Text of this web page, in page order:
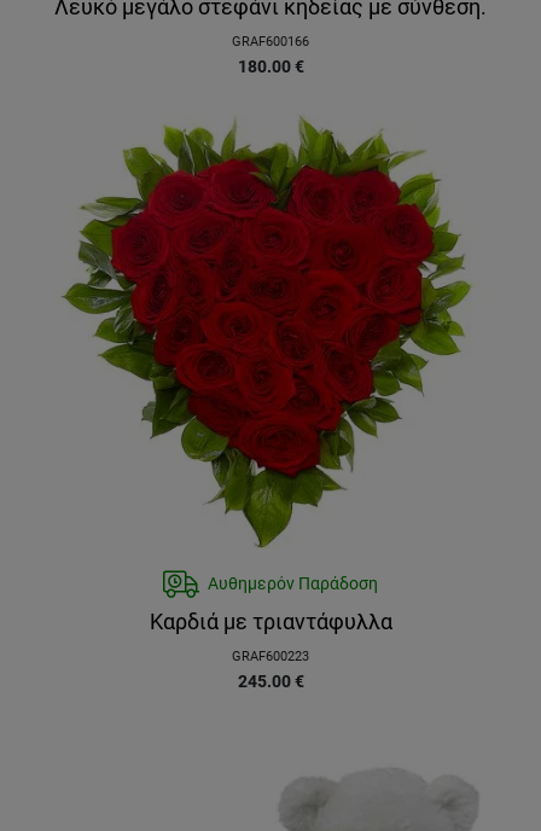
Λευκό μεγάλο στεφάνι κηδείας με σύνθεση.
GRAF600166
180.00 €
Αυθημερόν Παράδοση
Καρδιά με τριαντάφυλλα
GRAF600223
245.00 €